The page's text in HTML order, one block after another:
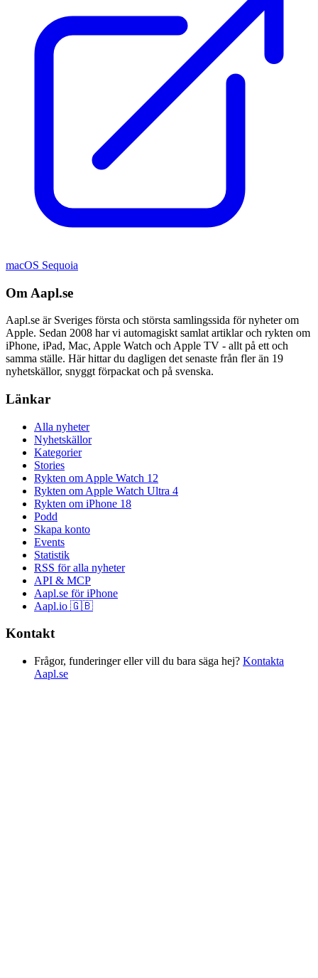
macOS Sequoia
Om Aapl.se
Aapl.se är Sveriges första och största samlingssida för nyheter om
Apple. Sedan 2008 har vi automagiskt samlat artiklar och rykten om
iPhone, iPad, Mac, Apple Watch och Apple TV - allt på ett och
samma ställe. Här hittar du dagligen det senaste från fler än 19
nyhetskällor, snyggt förpackat och på svenska.
Länkar
Alla nyheter
Nyhetskällor
Kategorier
Stories
Rykten om Apple Watch 12
Rykten om Apple Watch Ultra 4
Rykten om iPhone 18
Podd
Skapa konto
Events
Statistik
RSS för alla nyheter
API & MCP
Aapl.se för iPhone
Aapl.io 🇬🇧
Kontakt
Frågor, funderinger eller vill du bara säga hej? Kontakta
Aapl.se